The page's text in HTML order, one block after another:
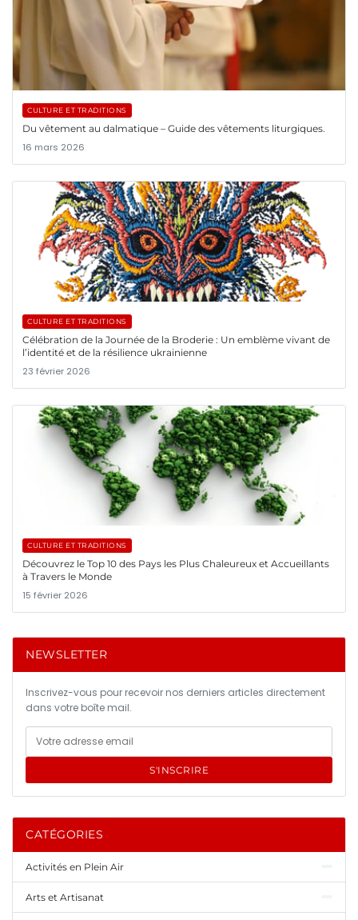
CULTURE ET TRADITIONS
Du vêtement au dalmatique – Guide des vêtements liturgiques.
16 mars 2026
CULTURE ET TRADITIONS
Célébration de la Journée de la Broderie : Un emblème vivant de
l’identité et de la résilience ukrainienne
23 février 2026
CULTURE ET TRADITIONS
Découvrez le Top 10 des Pays les Plus Chaleureux et Accueillants
à Travers le Monde
15 février 2026
NEWSLETTER
Inscrivez-vous pour recevoir nos derniers articles directement
dans votre boîte mail.
S'INSCRIRE
CATÉGORIES
Activités en Plein Air
Arts et Artisanat